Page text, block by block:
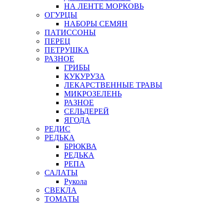
НА ЛЕНТЕ МОРКОВЬ
ОГУРЦЫ
НАБОРЫ СЕМЯН
ПАТИССОНЫ
ПЕРЕЦ
ПЕТРУШКА
РАЗНОЕ
ГРИБЫ
КУКУРУЗА
ЛЕКАРСТВЕННЫЕ ТРАВЫ
МИКРОЗЕЛЕНЬ
РАЗНОЕ
СЕЛЬДЕРЕЙ
ЯГОДА
РЕДИС
РЕДЬКА
БРЮКВА
РЕДЬКА
РЕПА
САЛАТЫ
Рукола
СВЕКЛА
ТОМАТЫ